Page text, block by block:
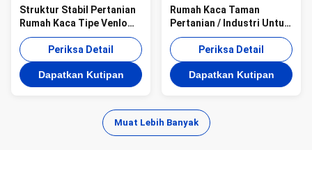
Struktur Stabil Pertanian
Rumah Kaca Tipe Venlo
Gothic Mudah Dirakit
Periksa Detail
Dapatkan Kutipan
Rumah Kaca Taman
Pertanian / Industri Untuk
Sayuran / Jamur / Bunga
Periksa Detail
Dapatkan Kutipan
Muat Lebih Banyak